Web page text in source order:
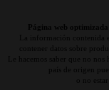
Página web
La información contenida
contener datos sobre
Le hacemos saber que no
país de origen
o no